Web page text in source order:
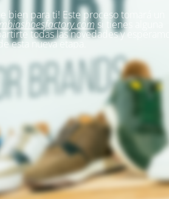
bien para ti! Este proceso tomará un
si tienes alguna
todas las novedades y esperamos
esta nueva etapa.